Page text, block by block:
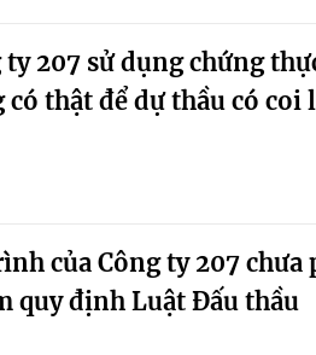
207 sử dụng chứng
thật để dự thầu có coi
của Công ty 207 chưa
quy định Luật Đấu thầu